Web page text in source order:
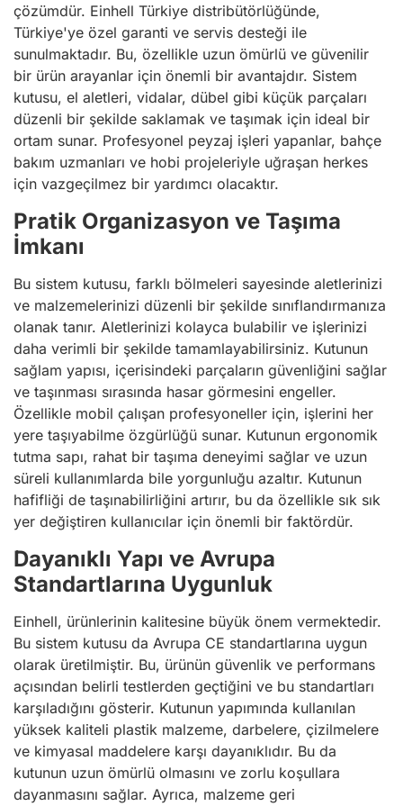
çözümdür. Einhell Türkiye distribütörlüğünde,
Türkiye'ye özel garanti ve servis desteği ile
sunulmaktadır. Bu, özellikle uzun ömürlü ve güvenilir
bir ürün arayanlar için önemli bir avantajdır. Sistem
kutusu, el aletleri, vidalar, dübel gibi küçük parçaları
düzenli bir şekilde saklamak ve taşımak için ideal bir
ortam sunar. Profesyonel peyzaj işleri yapanlar, bahçe
bakım uzmanları ve hobi projeleriyle uğraşan herkes
için vazgeçilmez bir yardımcı olacaktır.
Pratik Organizasyon ve Taşıma
İmkanı
Bu sistem kutusu, farklı bölmeleri sayesinde aletlerinizi
ve malzemelerinizi düzenli bir şekilde sınıflandırmanıza
olanak tanır. Aletlerinizi kolayca bulabilir ve işlerinizi
daha verimli bir şekilde tamamlayabilirsiniz. Kutunun
sağlam yapısı, içerisindeki parçaların güvenliğini sağlar
ve taşınması sırasında hasar görmesini engeller.
Özellikle mobil çalışan profesyoneller için, işlerini her
yere taşıyabilme özgürlüğü sunar. Kutunun ergonomik
tutma sapı, rahat bir taşıma deneyimi sağlar ve uzun
süreli kullanımlarda bile yorgunluğu azaltır. Kutunun
hafifliği de taşınabilirliğini artırır, bu da özellikle sık sık
yer değiştiren kullanıcılar için önemli bir faktördür.
Dayanıklı Yapı ve Avrupa
Standartlarına Uygunluk
Einhell, ürünlerinin kalitesine büyük önem vermektedir.
Bu sistem kutusu da Avrupa CE standartlarına uygun
olarak üretilmiştir. Bu, ürünün güvenlik ve performans
açısından belirli testlerden geçtiğini ve bu standartları
karşıladığını gösterir. Kutunun yapımında kullanılan
yüksek kaliteli plastik malzeme, darbelere, çizilmelere
ve kimyasal maddelere karşı dayanıklıdır. Bu da
kutunun uzun ömürlü olmasını ve zorlu koşullara
dayanmasını sağlar. Ayrıca, malzeme geri